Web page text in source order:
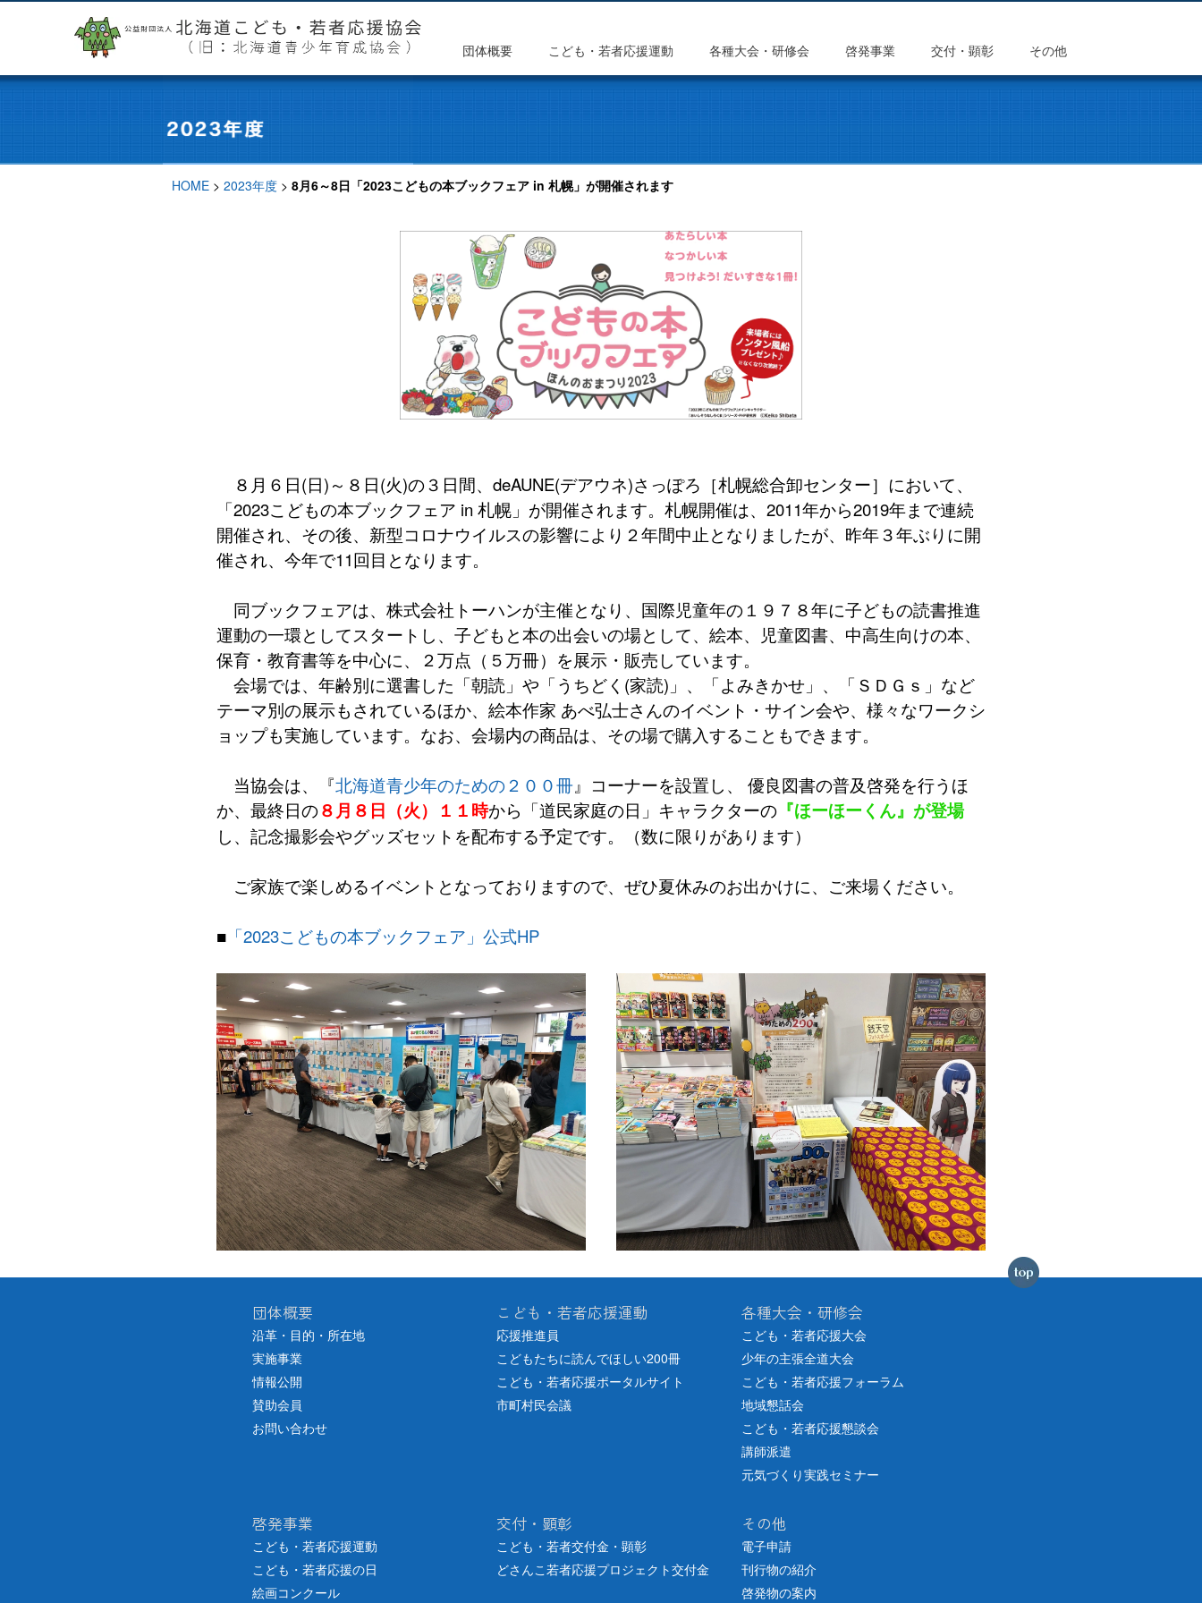
団体概要 こども・若者応援運動 各種大会・研修会 啓発事業 交付・顕彰 その他
HOME > 2023年度 > 8月6～8日「2023こどもの本ブックフェア in 札幌」が開催されます
８月６日(日)～８日(火)の３日間、deAUNE(デアウネ)さっぽろ［札幌総合卸センター］において、
「2023こどもの本ブックフェア in 札幌」が開催されます。札幌開催は、2011年から2019年まで連続
開催され、その後、新型コロナウイルスの影響により２年間中止となりましたが、昨年３年ぶりに開
催され、今年で11回目となります。
同ブックフェアは、株式会社トーハンが主催となり、国際児童年の１９７８年に子どもの読書推進
運動の一環としてスタートし、子どもと本の出会いの場として、絵本、児童図書、中高生向けの本、
保育・教育書等を中心に、２万点（５万冊）を展示・販売しています。
会場では、年齢別に選書した「朝読」や「うちどく(家読)」、「よみきかせ」、「ＳＤＧｓ」など
テーマ別の展示もされているほか、絵本作家 あべ弘士さんのイベント・サイン会や、様々なワークシ
ョップも実施しています。なお、会場内の商品は、その場で購入することもできます。
当協会は、『北海道青少年のための２００冊』コーナーを設置し、 優良図書の普及啓発を行うほ
か、最終日の８月８日（火）１１時から「道民家庭の日」キャラクターの 『ほーほーくん』が登場
し、記念撮影会やグッズセットを配布する予定です。（数に限りがあります）
ご家族で楽しめるイベントとなっておりますので、ぜひ夏休みのお出かけに、ご来場ください。
■ 「2023こどもの本ブックフェア」公式HP
団体概要
沿革・目的・所在地
実施事業
情報公開
賛助会員
お問い合わせ
こども・若者応援運動
応援推進員
こどもたちに読んでほしい200冊
こども・若者応援ポータルサイト
市町村民会議
各種大会・研修会
こども・若者応援大会
少年の主張全道大会
こども・若者応援フォーラム
地域懇話会
こども・若者応援懇談会
講師派遣
元気づくり実践セミナー
啓発事業
こども・若者応援運動
こども・若者応援の日
絵画コンクール
交付・顕彰
こども・若者交付金・顕彰
どさんこ若者応援プロジェクト交付金
その他
電子申請
刊行物の紹介
啓発物の案内